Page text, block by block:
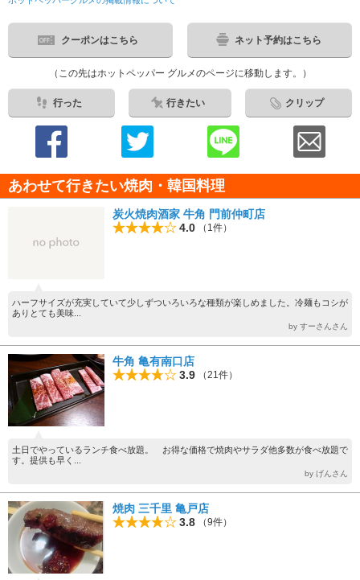
クーポンはこちら ネット予約はこちら
（この先はホットペッパー グルメのページに移動します。）
行った 行きたい クリップ
あわせて行きたい焼肉・韓国料理
炭火焼肉酒家 牛角 門前仲町店
4.0
（1件）
ハーフサイズが充実していて少しずついろいろな種類が楽しめました。冷麺もコシが
ありとても美味...
by すーさんさん
牛角 亀有南口店
3.9
（21件）
土日でやっているランチ食べ放題。 お得な価格で焼肉やサラダ他多数が食べ放題で
す。提供も早く...
by げんさん
焼肉 三千里 亀戸店
3.8
（9件）